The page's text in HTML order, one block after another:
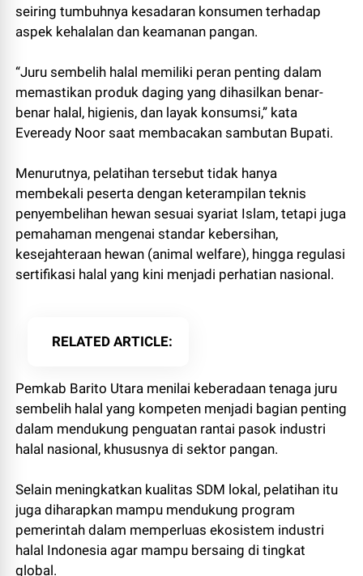
seiring tumbuhnya kesadaran konsumen terhadap
aspek kehalalan dan keamanan pangan.
“Juru sembelih halal memiliki peran penting dalam
memastikan produk daging yang dihasilkan benar-
benar halal, higienis, dan layak konsumsi,” kata
Eveready Noor saat membacakan sambutan Bupati.
Menurutnya, pelatihan tersebut tidak hanya
membekali peserta dengan keterampilan teknis
penyembelihan hewan sesuai syariat Islam, tetapi juga
pemahaman mengenai standar kebersihan,
kesejahteraan hewan (animal welfare), hingga regulasi
sertifikasi halal yang kini menjadi perhatian nasional.
RELATED ARTICLE
Pemkab Barito Utara menilai keberadaan tenaga juru
sembelih halal yang kompeten menjadi bagian penting
dalam mendukung penguatan rantai pasok industri
halal nasional, khususnya di sektor pangan.
Selain meningkatkan kualitas SDM lokal, pelatihan itu
juga diharapkan mampu mendukung program
pemerintah dalam memperluas ekosistem industri
halal Indonesia agar mampu bersaing di tingkat
global.